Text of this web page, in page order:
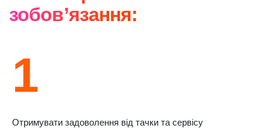
зобов’язання:
1
Отримувати задоволення від тачки та сервісу